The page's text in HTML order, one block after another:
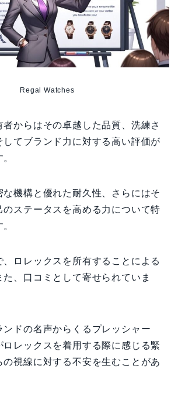
Regal Watches
者からはその卓越した品質、洗練さ
してブランド力に対する高い評価が
な機構と優れた耐久性、さらにはそ
のステータスを高める力について特
、ロレックスを所有することによる
、口コミとして寄せられていま
ンドの名声からくるプレッシャー
ロレックスを着用する際に感じる緊
視線に対する不安を生むことがあ